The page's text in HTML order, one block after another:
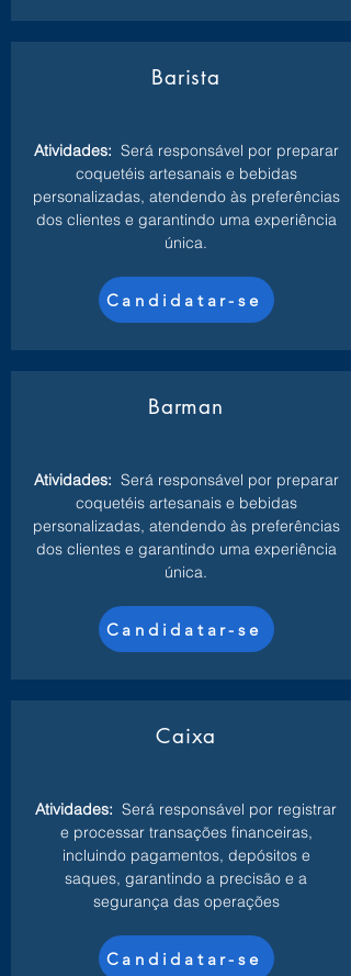
Barista
Atividades: Será responsável por preparar
coquetéis artesanais e bebidas
personalizadas, atendendo às preferências
dos clientes e garantindo uma experiência
única.
Candidatar-se
Barman
Atividades: Será responsável por preparar
coquetéis artesanais e bebidas
personalizadas, atendendo às preferências
dos clientes e garantindo uma experiência
única.
Candidatar-se
Caixa
Atividades: Será responsável por registrar
e processar transações financeiras,
incluindo pagamentos, depósitos e
saques, garantindo a precisão e a
segurança das operações
Candidatar-se